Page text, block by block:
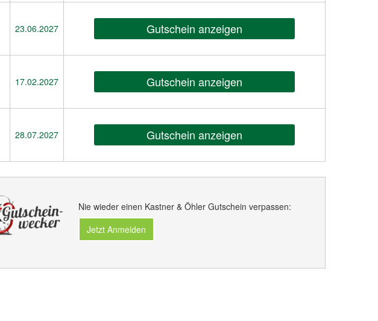
23.06.2027 Gutschein anzeigen
17.02.2027 Gutschein anzeigen
28.07.2027 Gutschein anzeigen
Nie wieder einen Kastner & Öhler Gutschein verpassen:
Jetzt Anmelden